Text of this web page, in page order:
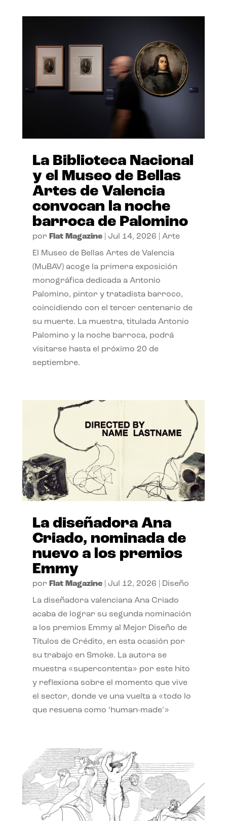
La Biblioteca Nacional
y el Museo de Bellas
Artes de Valencia
convocan la noche
barroca de Palomino
por Flat Magazine| Jul 14, 2026 Arte
El Museo de Bellas Artes de Valencia
(MuBAV) acoge la primera exposición
monográfica dedicada a Antonio
Palomino, pintor y tratadista barroco,
coincidiendo con el tercer centenario de
su muerte. La muestra, titulada Antonio
Palomino y la noche barroca, podrá
visitarse hasta el próximo 20 de
septiembre.
La diseñadora Ana
Criado, nominada de
nuevo a los premios
Emmy
por Flat Magazine| Jul 12, 2026 Diseño
La diseñadora valenciana Ana Criado
acaba de lograr su segunda nominación
a los premios Emmy al Mejor Diseño de
Títulos de Crédito, en esta ocasión por
su trabajo en Smoke. La autora se
muestra «supercontenta» por este hito
y reflexiona sobre el momento que vive
el sector, donde ve una vuelta a «todo lo
que resuena como ‘human-made’»